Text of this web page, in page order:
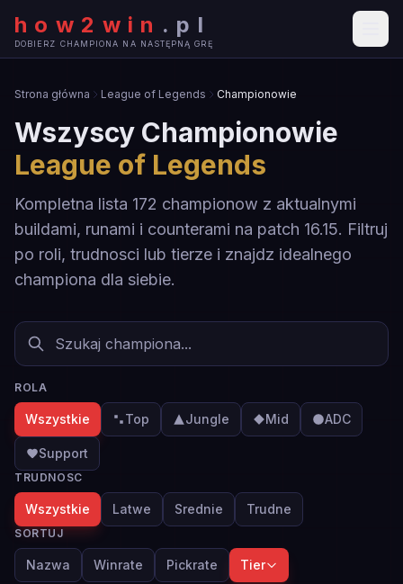
how2win . pl
DOBIERZ CHAMPIONA NA NASTĘPNĄ GRĘ
Strona główna League of Legends Championowie
Wszyscy Championowie
League of Legends
Kompletna lista 172 championow z aktualnymi
buildami, runami i counterami na patch 16.15. Filtruj
po roli, trudnosci lub tierze i znajdz idealnego
championa dla siebie.
ROLA
Wszystkie Top Jungle Mid ADC
Support
TRUDNOSC
Wszystkie Latwe Srednie Trudne
SORTUJ
Nazwa Winrate Pickrate Tier